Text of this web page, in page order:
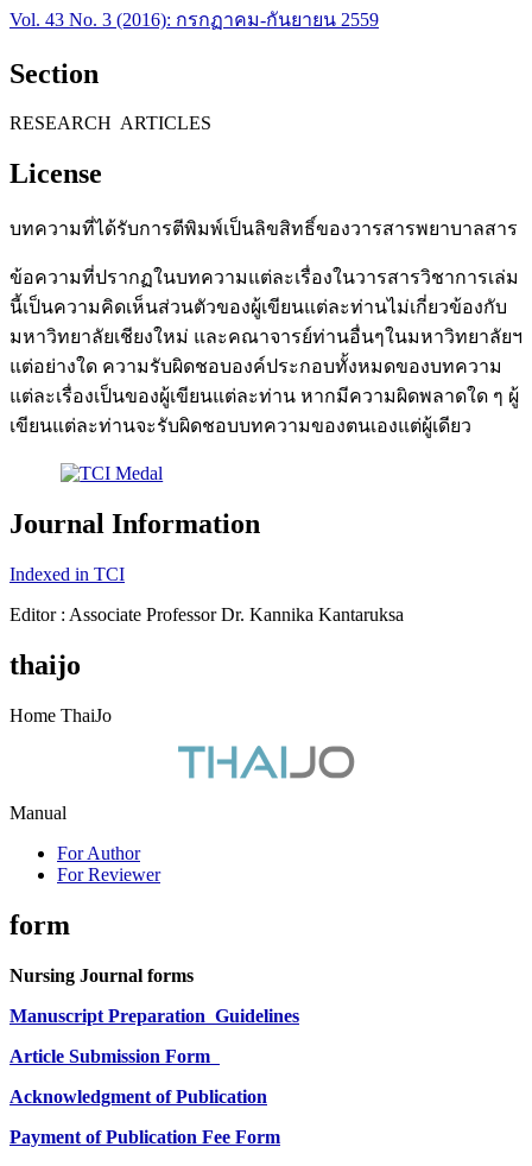
Vol. 43 No. 3 (2016): กรกฏาคม-กันยายน 2559
Section
RESEARCH ARTICLES
License
บทความที่ได้รับการตีพิมพ์เป็นลิขสิทธิ์ของวารสารพยาบาลสาร
ข้อความที่ปรากฏในบทความแต่ละเรื่องในวารสารวิชาการเล่ม
นี้เป็นความคิดเห็นส่วนตัวของผู้เขียนแต่ละท่านไม่เกี่ยวข้องกับ
มหาวิทยาลัยเชียงใหม่ และคณาจารย์ท่านอื่นๆในมหาวิทยาลัยฯ
แต่อย่างใด ความรับผิดชอบองค์ประกอบทั้งหมดของบทความ
แต่ละเรื่องเป็นของผู้เขียนแต่ละท่าน หากมีความผิดพลาดใด ๆ ผู้
เขียนแต่ละท่านจะรับผิดชอบบทความของตนเองแต่ผู้เดียว
Journal Information
Indexed in TCI
Editor : Associate Professor Dr. Kannika Kantaruksa
thaijo
Home ThaiJo
Manual
For Author
For Reviewer
form
Nursing Journal forms
Manuscript Preparation Guidelines
Article Submission Form
Acknowledgment of Publication
Payment of Publication Fee Form